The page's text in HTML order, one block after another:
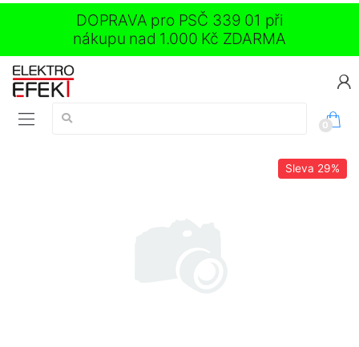
DOPRAVA pro PSČ 339 01 při
nákupu nad 1.000 Kč ZDARMA
Vyhledávání:
0
Sleva 29%